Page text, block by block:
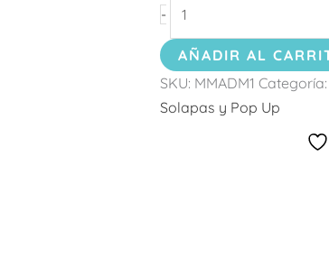
-
AÑADIR AL
SKU: MMADM1 Categoría:
Solapas y Pop Up